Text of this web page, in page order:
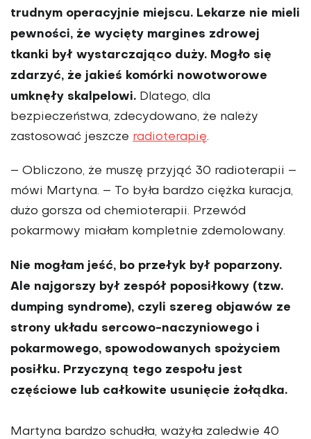
trudnym ope­racyjnie miejscu. Lekarze nie mieli
pewności, że wycięty margines zdrowej
tkanki był wystarczająco duży. Mogło się
zdarzyć, że jakieś komórki nowotworowe
umknęły skalpe­lowi. Dlatego, dla
bezpieczeństwa, zdecydowano, że należy
zastosować jeszcze radioterapię.
– Obliczono, że muszę przyjąć 30 radioterapii –
mówi Martyna. – To była bardzo ciężka kuracja,
dużo gorsza od chemioterapii. Przewód
pokarmowy miałam kompletnie zdemolowany.
Nie mogłam jeść, bo przełyk był poparzony.
Ale najgorszy był zespół poposiłkowy (tzw.
dumping syndrome), czyli szereg objawów ze
strony układu sercowo­-naczyniowego i
pokarmowego, spowodowanych spożyciem
posiłku. Przyczyną tego zespołu jest
częściowe lub całkowite usunięcie żołądka.
Martyna bardzo schudła, ważyła zaledwie 40